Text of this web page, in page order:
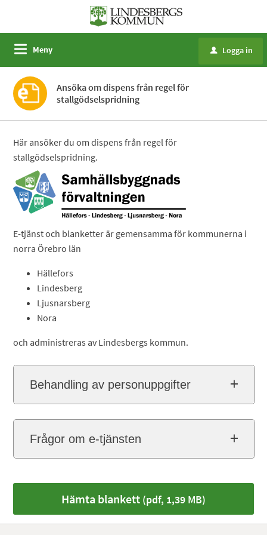
Meny u Logga in
Ansöka om dispens från regel för
stallgödselspridning
Här ansöker du om dispens från regel för
stallgödselspridning.
E-tjänst och blanketter är gemensamma för kommunerna i
norra Örebro län
Hällefors
Lindesberg
Ljusnarsberg
Nora
och administreras av Lindesbergs kommun.
Behandling av personuppgifter
Frågor om e-tjänsten
Hämta blankett (pdf, 1,39 MB)